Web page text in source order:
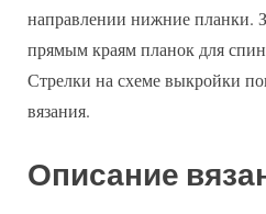
направлении нижние планки.
прямым краям планок для
Стрелки на схеме выкройки
вязания.
Описание